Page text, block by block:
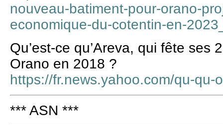
nouveau-batiment-pour-orano-
economique-du-cotentin-en-
Qu’est-ce qu’Areva, qui fête ses
Orano en 2018 ?
https://fr.news.yahoo.com/qu-qu-
*** ASN ***